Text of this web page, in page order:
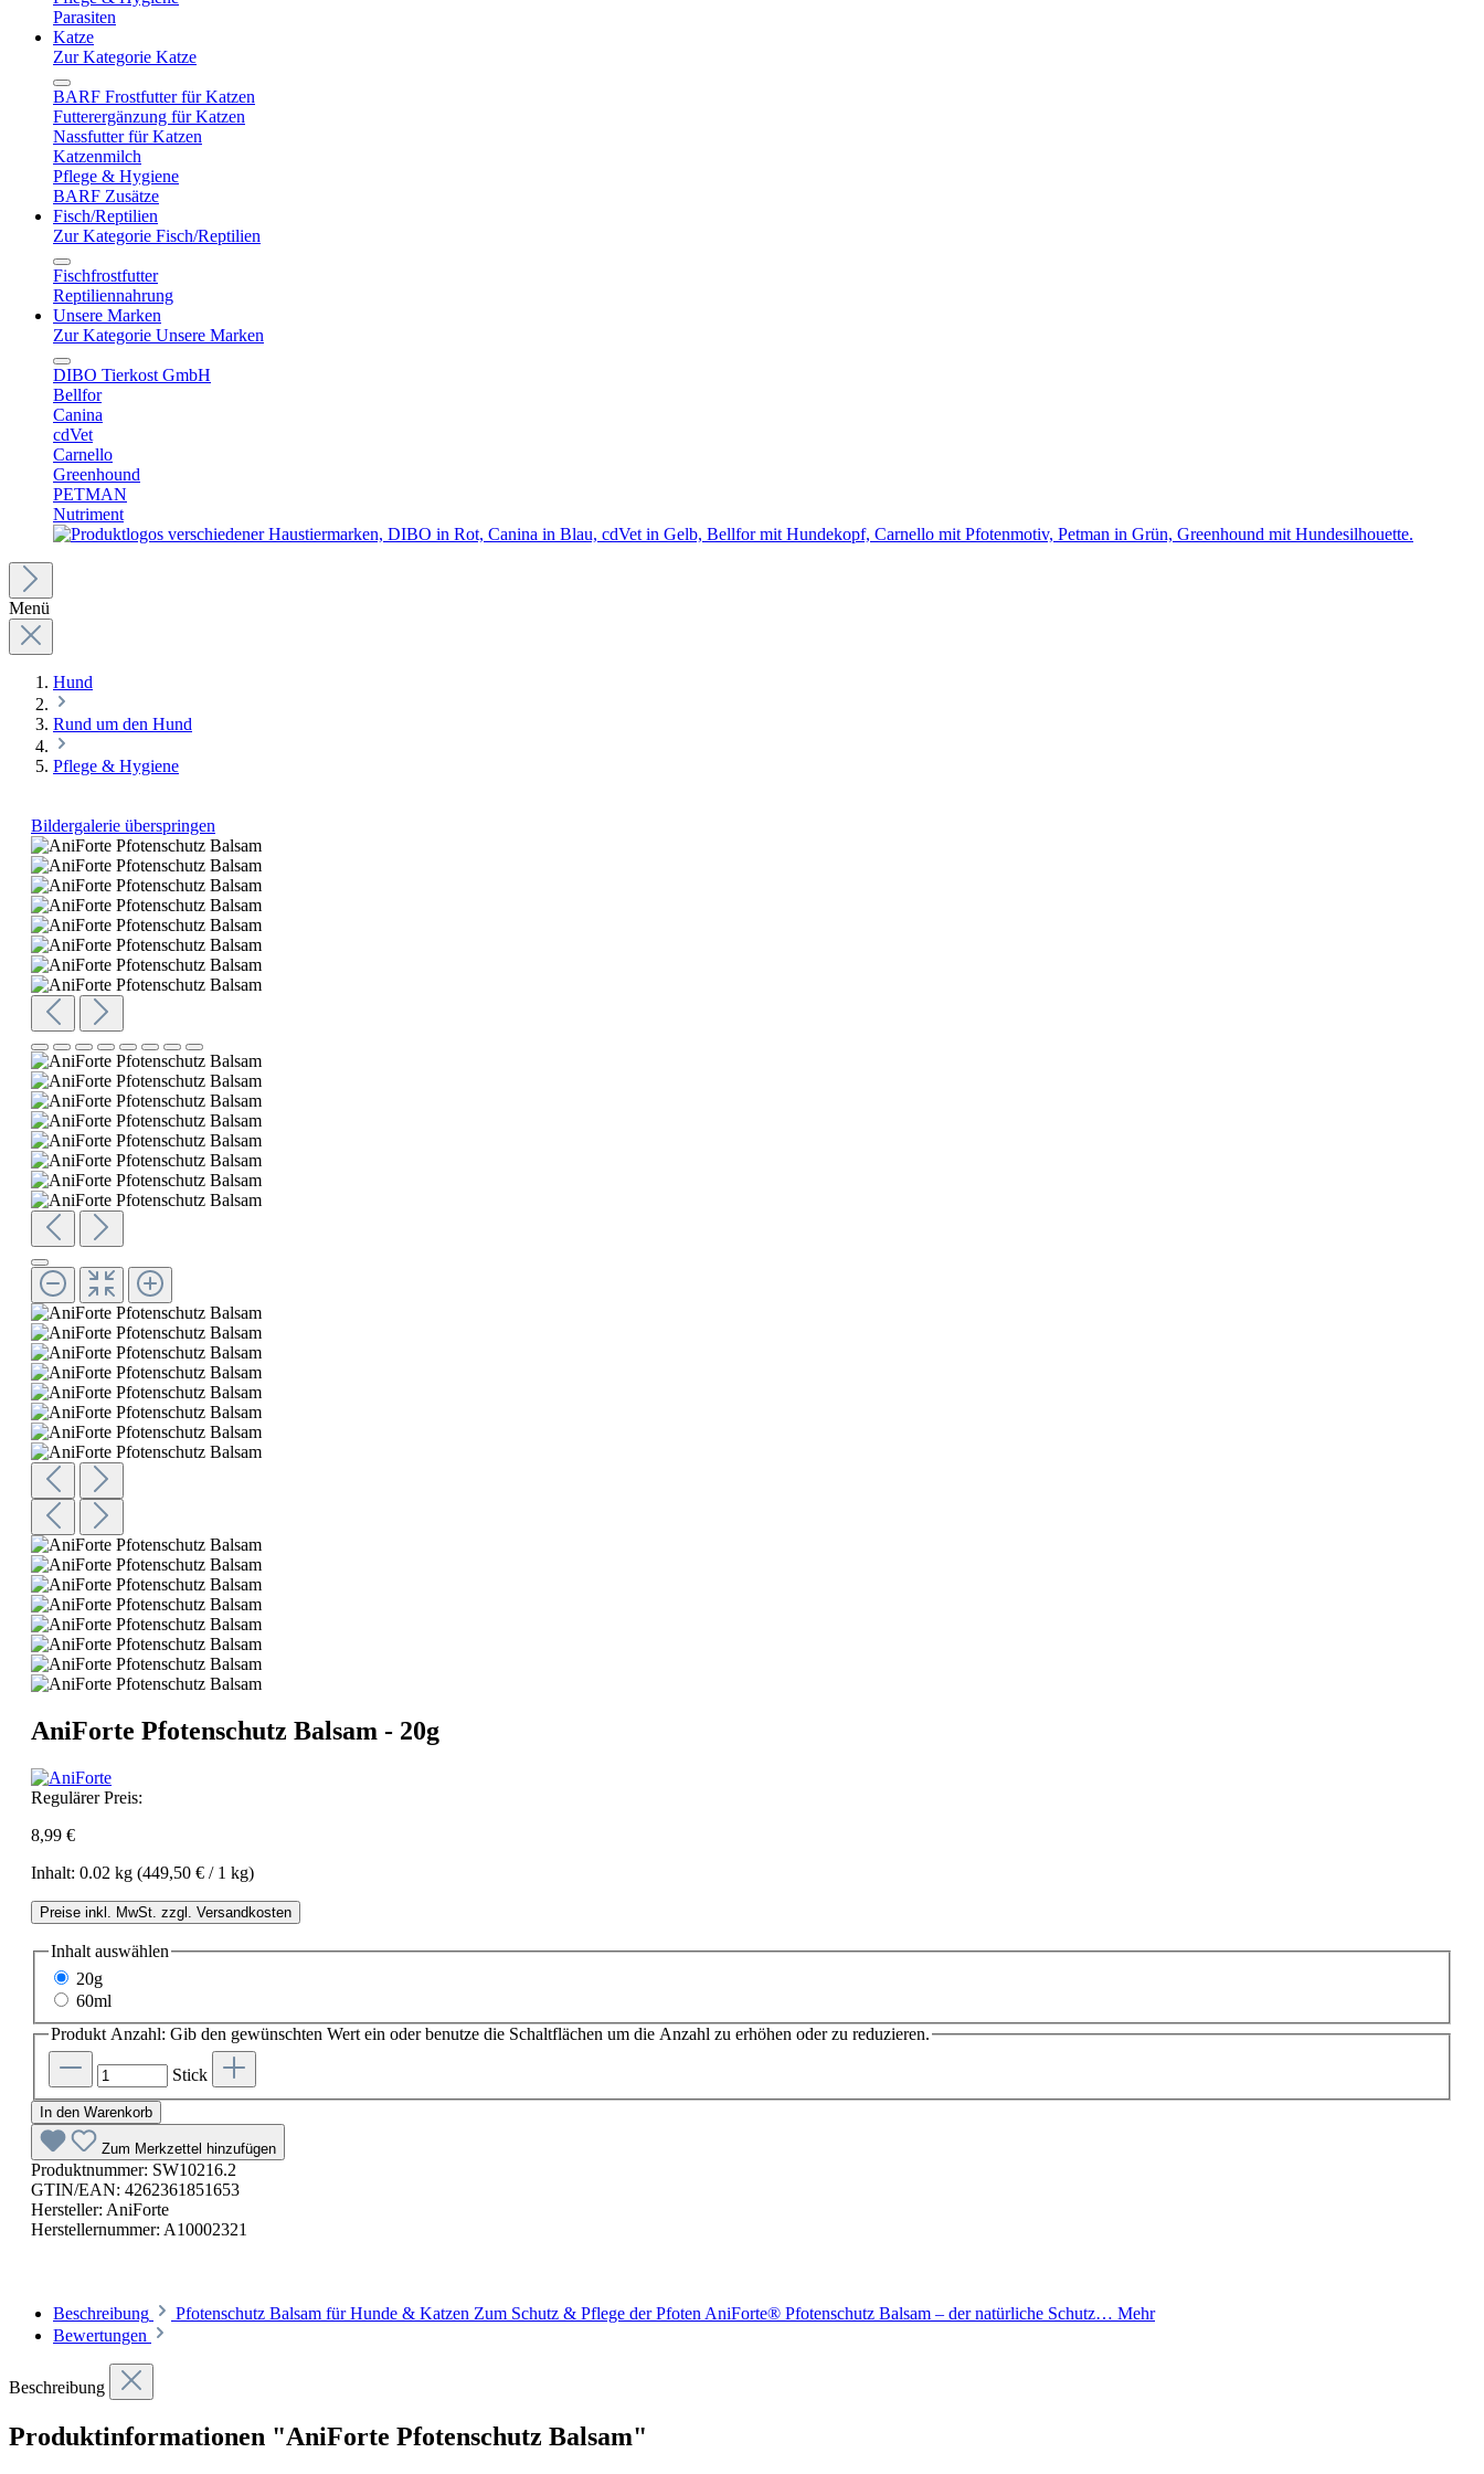
Parasiten
Katze
Zur Kategorie Katze
BARF Frostfutter für Katzen
Futterergänzung für Katzen
Nassfutter für Katzen
Katzenmilch
Pflege & Hygiene
BARF Zusätze
Fisch/Reptilien
Zur Kategorie Fisch/Reptilien
Fischfrostfutter
Reptiliennahrung
Unsere Marken
Zur Kategorie Unsere Marken
DIBO Tierkost GmbH
Bellfor
Canina
cdVet
Carnello
Greenhound
PETMAN
Nutriment
Menü
Hund
Rund um den Hund
Pflege & Hygiene
Bildergalerie überspringen
AniForte Pfotenschutz Balsam - 20g
Regulärer Preis:
8,99 €
Inhalt: 0.02 kg (449,50 € / 1 kg)
Preise inkl. MwSt. zzgl. Versandkosten
Inhalt auswählen
20g
60ml
Produkt Anzahl: Gib den gewünschten Wert ein oder benutze die Schaltflächen um die Anzahl zu erhöhen oder zu reduzieren.
Stick
In den Warenkorb
Zum Merkzettel hinzufügen
Produktnummer: SW10216.2
GTIN/EAN: 4262361851653
Hersteller: AniForte
Herstellernummer: A10002321
Beschreibung Pfotenschutz Balsam für Hunde & Katzen Zum Schutz & Pflege der Pfoten AniForte® Pfotenschutz Balsam – der natürliche Schutz… Mehr
Bewertungen
Beschreibung
Produktinformationen "AniForte Pfotenschutz Balsam"